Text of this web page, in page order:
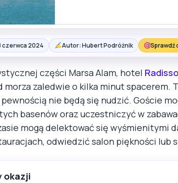
czerwca 2024 Autor: Hubert Podróżnik Sprawdź
części Marsa Alam, hotel
morza zaledwie o kilka minut spacerem.
nie będą się nudzić. Goście
basenów oraz uczestniczyć w
mogą delektować się wyśmienitymi
odwiedzić salon piękności lub
okazji